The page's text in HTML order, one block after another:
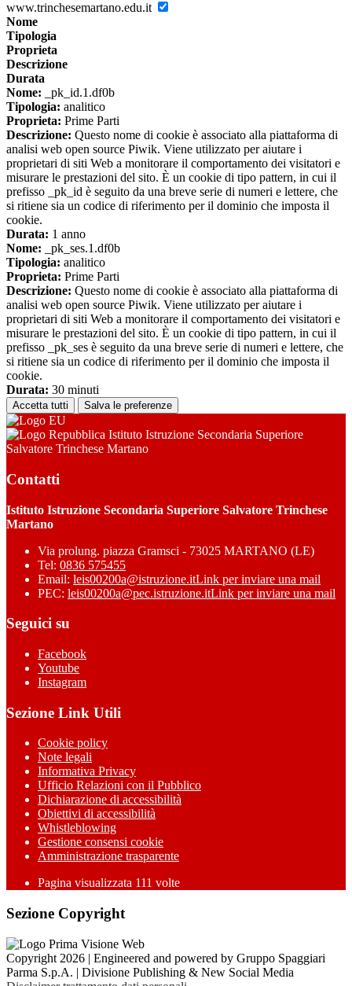
www.trinchesemartano.edu.it
Nome
Tipologia
Proprieta
Descrizione
Durata
Nome: _pk_id.1.df0b
Tipologia: analitico
Proprieta: Prime Parti
Descrizione: Questo nome di cookie è associato alla piattaforma di
analisi web open source Piwik. Viene utilizzato per aiutare i
proprietari di siti Web a monitorare il comportamento dei visitatori e
misurare le prestazioni del sito. È un cookie di tipo pattern, in cui il
prefisso _pk_id è seguito da una breve serie di numeri e lettere, che
si ritiene sia un codice di riferimento per il dominio che imposta il
cookie.
Durata: 1 anno
Nome: _pk_ses.1.df0b
Tipologia: analitico
Proprieta: Prime Parti
Descrizione: Questo nome di cookie è associato alla piattaforma di
analisi web open source Piwik. Viene utilizzato per aiutare i
proprietari di siti Web a monitorare il comportamento dei visitatori e
misurare le prestazioni del sito. È un cookie di tipo pattern, in cui il
prefisso _pk_ses è seguito da una breve serie di numeri e lettere, che
si ritiene sia un codice di riferimento per il dominio che imposta il
cookie.
Durata: 30 minuti
Accetta tutti Salva le preferenze
Istituto Istruzione Secondaria Superiore
Salvatore Trinchese Martano
Contatti
Istituto Istruzione Secondaria Superiore Salvatore Trinchese
Martano
Via prolung. piazza Gramsci - 73025 MARTANO (LE)
Tel: 0836 575455
Email: leis00200a@istruzione.itLink per inviare una mail
PEC: leis00200a@pec.istruzione.itLink per inviare una mail
Seguici su
Facebook
Youtube
Instagram
Sezione Link Utili
Cookie policy
Note legali
Informativa Privacy
Ufficio Relazioni con il Pubblico
Dichiarazione di accessibilità
Obiettivi di accessibilità
Whistleblowing
Gestione consensi cookie
Amministrazione trasparente
Pagina visualizzata 111 volte
Sezione Copyright
Copyright 2026 | Engineered and powered by Gruppo Spaggiari
Parma S.p.A. | Divisione Publishing & New Social Media